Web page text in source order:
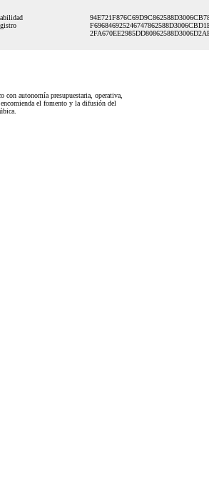
autonomía presupuestaria, operativa,
el fomento y la difusión del